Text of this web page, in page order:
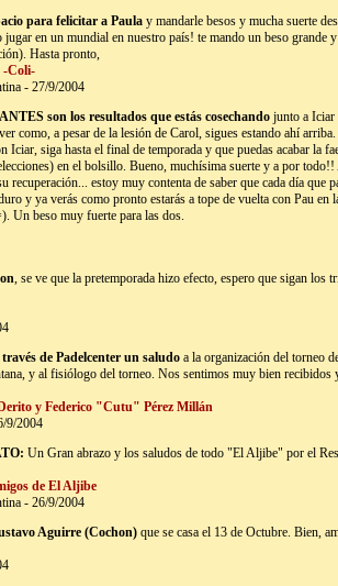
para felicitar a Paula y mandarle besos y mucha suerte
en un mundial en nuestro país! te mando un beso grande
Hasta pronto,
-Coli-
- 27/9/2004
son los resultados que estás cosechando junto a Iciar
como, a pesar de la lesión de Carol, sigues estando ahí
Iciar, siga hasta el final de temporada y que puedas acabar la
en el bolsillo. Bueno, muchísima suerte y a por
recuperación... estoy muy contenta de saber que cada día que
y ya verás como pronto estarás a tope de vuelta con Pau en
Un beso muy fuerte para las dos.
, se ve que la pretemporada hizo efecto, espero que sigan los
de Padelcenter un saludo a la organización del torneo
y al fisiólogo del torneo. Nos sentimos muy bien recibidos
y Federico "Cutu" Pérez Millán
9/2004
Un Gran abrazo y los saludos de todo "El Aljibe" por el
de El Aljibe
- 26/9/2004
Aguirre (Cochon) que se casa el 13 de Octubre. Bien,